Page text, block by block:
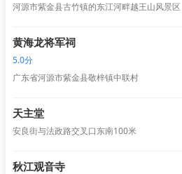
河源市紫金县古竹镇的东江河畔越王山风景区
黄海龙将军祠
5.0分
广东省河源市紫金县敬梓镇中联村
天主堂
安良街与法政路交叉口东南100米
秋江观音寺